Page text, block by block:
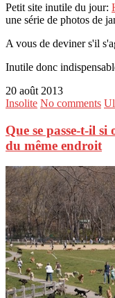
Petit site inutile du jour:
une série de photos de
A vous de deviner s'il
Inutile donc
20 août 2013
Insolite No comments
Que se passe-t-il
du même endroit